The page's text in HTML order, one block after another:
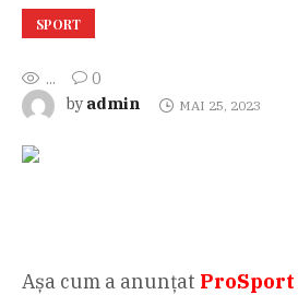
SPORT
...
0
by admin MAI 25, 2023
Așa cum a anunțat ProSport